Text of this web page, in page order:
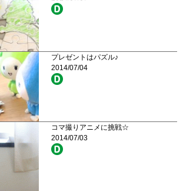
プレゼントはパズル♪
2014/07/04
コマ撮りアニメに挑戦☆
2014/07/03